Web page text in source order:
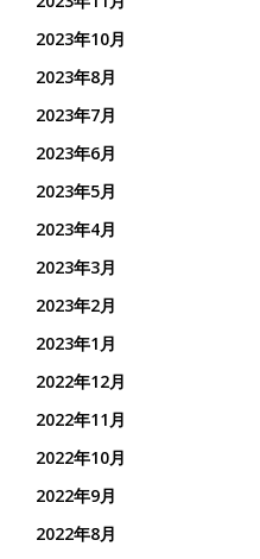
2023年10月
2023年8月
2023年7月
2023年6月
2023年5月
2023年4月
2023年3月
2023年2月
2023年1月
2022年12月
2022年11月
2022年10月
2022年9月
2022年8月